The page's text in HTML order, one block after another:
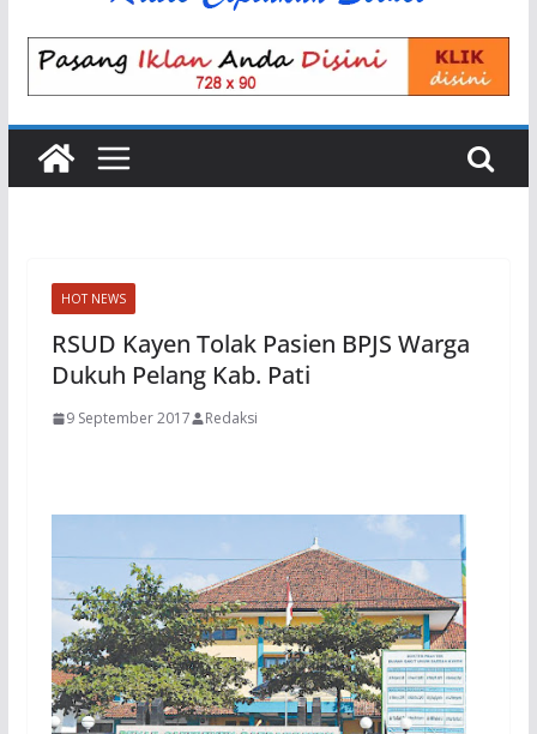
HOT NEWS
RSUD Kayen Tolak Pasien BPJS Warga
Dukuh Pelang Kab. Pati
9 September 2017 Redaksi